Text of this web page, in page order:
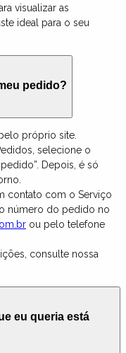
visualizar as
ideal para o seu
pedido?
próprio site.
selecione o
Depois, é só
contato com o Serviço
número do pedido no
ou pelo telefone
consulte nossa
eu queria está